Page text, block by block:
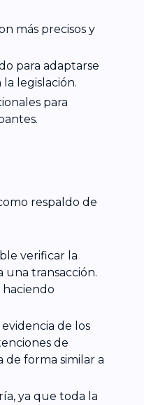
más precisos y
para adaptarse
legislación.
para
respaldo de
verificar la
una transacción.
haciendo
de los
de
de forma similar a
ya que toda la